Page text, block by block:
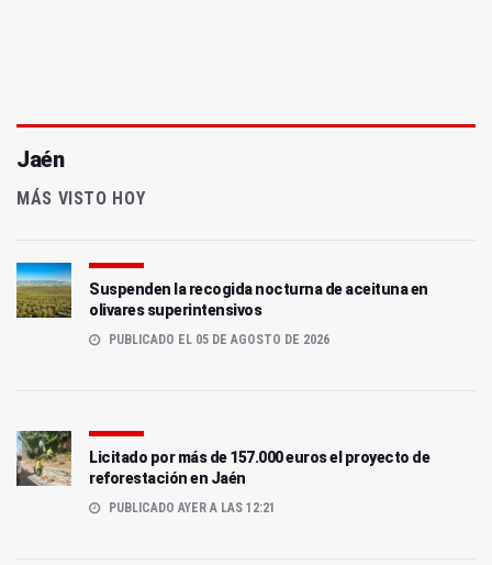
Jaén
MÁS VISTO HOY
Suspenden la recogida nocturna de aceituna en
olivares superintensivos
PUBLICADO EL 05 DE AGOSTO DE 2026
Licitado por más de 157.000 euros el proyecto de
reforestación en Jaén
PUBLICADO AYER A LAS 12:21